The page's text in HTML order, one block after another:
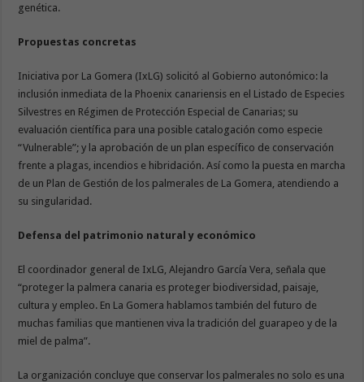
genética.
Propuestas concretas
Iniciativa por La Gomera (IxLG) solicitó al Gobierno autonómico: la
inclusión inmediata de la Phoenix canariensis en el Listado de Especies
Silvestres en Régimen de Protección Especial de Canarias; su
evaluación científica para una posible catalogación como especie
“Vulnerable”; y la aprobación de un plan específico de conservación
frente a plagas, incendios e hibridación. Así como la puesta en marcha
de un Plan de Gestión de los palmerales de La Gomera, atendiendo a
su singularidad.
Defensa del patrimonio natural y económico
El coordinador general de IxLG, Alejandro García Vera, señala que
“proteger la palmera canaria es proteger biodiversidad, paisaje,
cultura y empleo. En La Gomera hablamos también del futuro de
muchas familias que mantienen viva la tradición del guarapeo y de la
miel de palma”.
La organización concluye que conservar los palmerales no solo es una